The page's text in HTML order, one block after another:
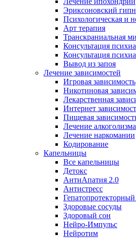
Эриксоновский
Психологическая и
Арт терапия
Транскраниальная
Консультация
Консультация
Вывод из запоя
Лечение зависимостей
Игровая зависимость
Никотиновая
Лекарственная
Интернет
Пищевая
Лечение алкоголизма
Лечение наркомании
Кодирование
Капельницы
Все капельницы
Детокс
АнтиАпатия 2.0
Антистресс
Гепатопротекторный
Здоровые сосуды
Здоровый сон
Нейро-Импульс
Нейротим